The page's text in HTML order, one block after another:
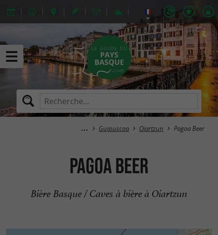
Guipuscoa Oiartzun Pagoa Beer
Pagoa Beer
Bière Basque / Caves à bière à Oiartzun